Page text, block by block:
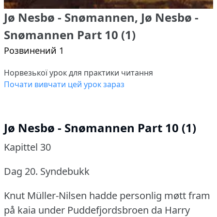
Jø Nesbø - Snømannen, Jø Nesbø -
Snømannen Part 10 (1)
Розвинений 1
Норвезької урок для практики читання
Почати вивчати цей урок зараз
Jø Nesbø - Snømannen Part 10 (1)
Kapittel 30
Dag 20. Syndebukk
Knut Müller-Nilsen hadde personlig møtt fram
på kaia under Puddefjordsbroen da Harry